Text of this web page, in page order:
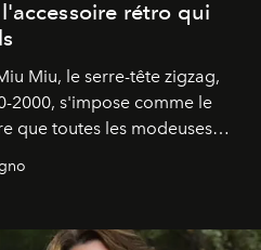
rétro qui
Miu, le serre-tête zigzag,
2000, s'impose comme le
que toutes les modeuses